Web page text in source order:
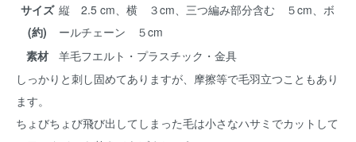
サイズ
(約)
縦 2.5 cm、横 ３cm、三つ編み部分含む ５cm、ボ
ールチェーン ５cm
素材
羊毛フエルト・プラスチック・金具
しっかりと刺し固めてありますが、摩擦等で毛羽立つこともあり
ます。
ちょびちょび飛び出してしまった毛は小さなハサミでカットして